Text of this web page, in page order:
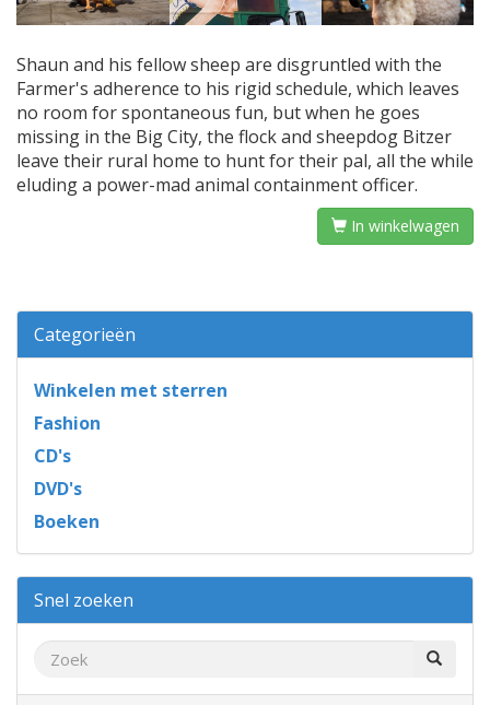
Shaun and his fellow sheep are disgruntled with the
Farmer's adherence to his rigid schedule, which leaves
no room for spontaneous fun, but when he goes
missing in the Big City, the flock and sheepdog Bitzer
leave their rural home to hunt for their pal, all the while
eluding a power-mad animal containment officer.
In winkelwagen
Categorieën
Winkelen met sterren
Fashion
CD's
DVD's
Boeken
Snel zoeken